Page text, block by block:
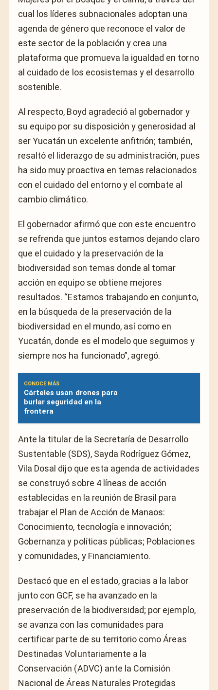
cual los líderes subnacionales adoptan una
agenda de género que reconoce el valor de
este sector de la población y crea una
plataforma que promueva la igualdad en torno
al cuidado de los ecosistemas y el desarrollo
sostenible.
Al respecto, Boyd agradeció al gobernador y
su equipo por su disposición y generosidad al
ser Yucatán un excelente anfitrión; también,
resaltó el liderazgo de su administración, pues
ha sido muy proactiva en temas relacionados
con el cuidado del entorno y el combate al
cambio climático.
El gobernador afirmó que con este encuentro
se refrenda que juntos estamos dejando claro
que el cuidado y la preservación de la
biodiversidad son temas donde al tomar
acción en equipo se obtiene mejores
resultados. “Estamos trabajando en conjunto,
en la búsqueda de la preservación de la
biodiversidad en el mundo, así como en
Yucatán, donde es el modelo que seguimos y
siempre nos ha funcionado”, agregó.
CONOCE MÁS
Cárteles usan drones para
burlar seguridad en la
frontera
Ante la titular de la Secretaría de Desarrollo
Sustentable (SDS), Sayda Rodríguez Gómez,
Vila Dosal dijo que esta agenda de actividades
se construyó sobre 4 líneas de acción
establecidas en la reunión de Brasil para
trabajar el Plan de Acción de Manaos:
Conocimiento, tecnología e innovación;
Gobernanza y políticas públicas; Poblaciones
y comunidades, y Financiamiento.
Destacó que en el estado, gracias a la labor
junto con GCF, se ha avanzado en la
preservación de la biodiversidad; por ejemplo,
se avanza con las comunidades para
certificar parte de su territorio como Áreas
Destinadas Voluntariamente a la
Conservación (ADVC) ante la Comisión
Nacional de Áreas Naturales Protegidas